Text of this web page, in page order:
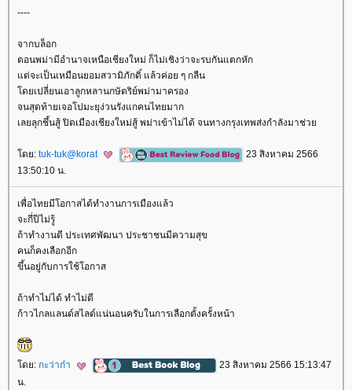
----
จากบล็อก
ตอนพม่ามีอำนาจเหนือเชียงใหม่ ก็ไม่เชิงว่าจะรบกันแตกหัก
ต่จะเป็นเหมือนยอมสวามิภักดิ์ แล้วค่อย ๆ กลืน
ดยเปลี่ยนเอาลูกหลานกษัตริย์พม่ามาครอง
จนสุดท้ายเจอโปมะยุง่วนรังแกคนไทยมาก
เลยลุกชึ้นสู้ ปิดเมืองเชียงใหม่สู้ พม่าเข้าไม่ได้ จนทางกรุงเทพส่งกำลังมาช่ว
ดย: tuk-tuk@korat
23 สิงหาคม 2566
13:50:10 น.
เพื่อไทยมีโอกาสได้ทำงานการเมืองแล้ว
จะกี่ปีไม่รู้
ถ้าทำงานดี ประเทศพัฒนา ประชาชนมีความสุข
คนก็คงเลือกอีก
ขึ้นอยู่กับการใช้โอกาส
ถ้าทำไม่ได้ ทำไม่ดี
ก้าวไกลแลนด์สไลด์แน่นอนครับในการเลือกตั้งครั้งหน้า
ดย: กะว่าก๋า
23 สิงหาคม 2566 15:13:47
น.